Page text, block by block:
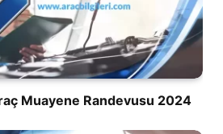
Muayene Randevusu 2024